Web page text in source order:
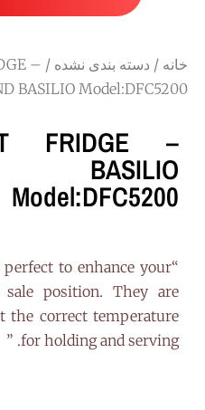
خانه / دسته بندی نشده
–
BASILIO Model:DFC5200
FRIDGE –
BASILIO
Model:DFC5200
perfect to enhance your
position. They are
the correct temperature
for holding and serving. ”